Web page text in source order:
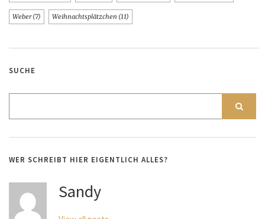
Weber(7) Weihnachtsplätzchen (11)
SUCHE
WER SCHREIBT HIER EIGENTLICH ALLES?
Sandy